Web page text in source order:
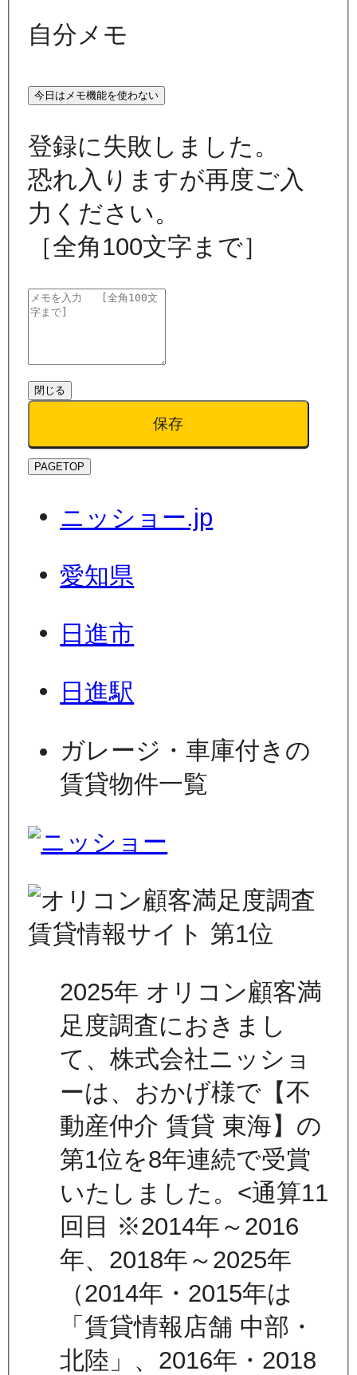
自分メモ
今日はメモ機能を使わない
登録に失敗しました。
恐れ入りますが再度ご入
力ください。
［全角100文字まで］
閉じる
保存
PAGETOP
ニッショー.jp
愛知県
日進市
日進駅
ガレージ・車庫付きの
賃貸物件一覧
2025年 オリコン顧客満
足度調査におきまし
て、株式会社ニッショ
ーは、おかげ様で【不
動産仲介 賃貸 東海】の
第1位を8年連続で受賞
いたしました。<通算11
回目 ※2014年～2016
年、2018年～2025年
（2014年・2015年は
「賃貸情報店舗 中部・
北陸」、2016年・2018